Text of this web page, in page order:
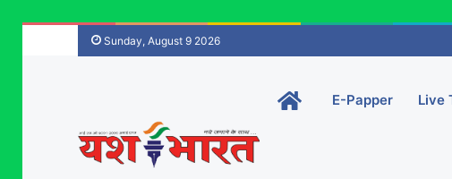
Sunday, August 9 2026
Home-E-Papper Live